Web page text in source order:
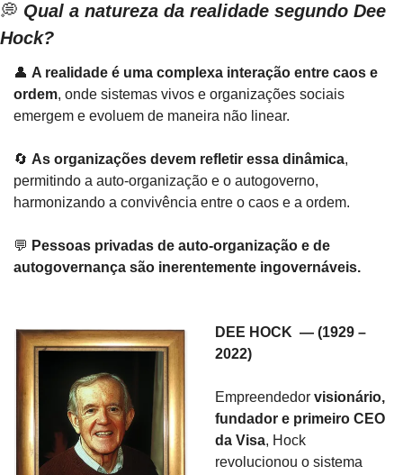
💭 Qual a natureza da realidade segundo Dee
Hock?
👤 A realidade é uma complexa interação entre caos e
ordem, onde sistemas vivos e organizações sociais
emergem e evoluem de maneira não linear.
🔄 As organizações devem refletir essa dinâmica,
permitindo a auto-organização e o autogoverno,
harmonizando a convivência entre o caos e a ordem.
💬 Pessoas privadas de auto-organização e de
autogovernança são inerentemente ingovernáveis.
DEE HOCK  — (1929 –
2022)
Empreendedor visionário,
fundador e primeiro CEO
da Visa, Hock
revolucionou o sistema